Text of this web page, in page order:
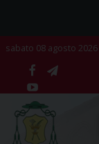
content
sabato 08 agosto 2026
facebook
telegram
YouTube